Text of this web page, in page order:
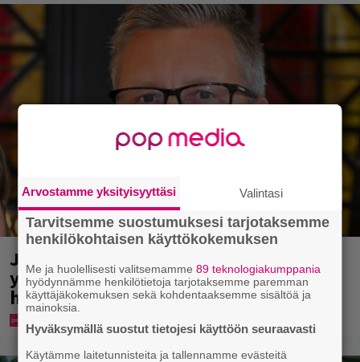
Jani Sievinen kokosi lapsikatraansa
yhteen – ”Minun suurin perintöni
heille”
Arvostamme yksityisyyttäsi Valintasi
Tarvitsemme suostumuksesi tarjotaksemme
henkilökohtaisen käyttökokemuksen
Me ja huolellisesti valitsemamme89 teknologiakumppania
hyödynnämme henkilötietoja tarjotaksemme paremman
käyttäjäkokemuksen sekä kohdentaaksemme sisältöä ja
mainoksia.
Hyväksymällä suostut tietojesi käyttöön seuraavasti
Käytämme laitetunnisteita ja tallennamme evästeitä